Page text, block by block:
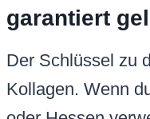
garantiert
Der Schlüssel zu
Kollagen. Wenn